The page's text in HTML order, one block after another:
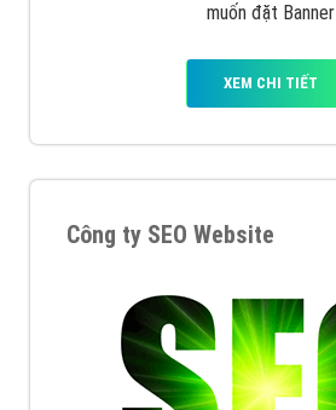
muốn đặt Banner
XEM CHI TIẾT
Công ty SEO Website